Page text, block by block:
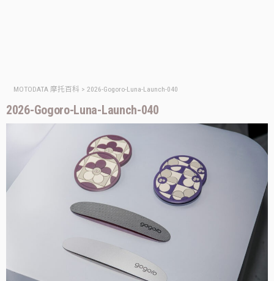
MOTODATA 摩托百科 > 2026-Gogoro-Luna-Launch-040
2026-Gogoro-Luna-Launch-040